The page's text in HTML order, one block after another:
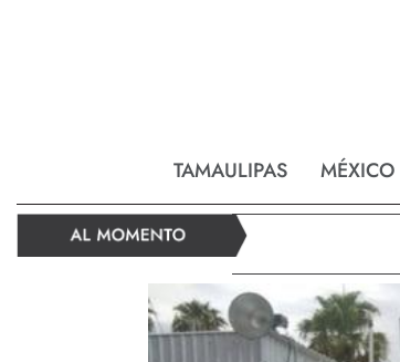
TAMAULIPAS MÉXICO